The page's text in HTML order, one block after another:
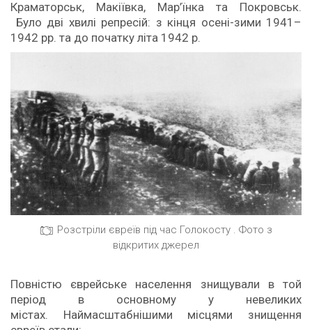
Краматорськ, Макіївка, Мар’їнка та Покровськ.
Було дві хвилі репресій: з кінця осені-зими 1941–
1942 рр. та до початку літа 1942 р.
Розстріли євреїв під час Голокосту . Фото з
відкритих джерел
Повністю єврейське населення знищували в той
період в основному у невеликих
містах. Наймасштабнішими місцями знищення